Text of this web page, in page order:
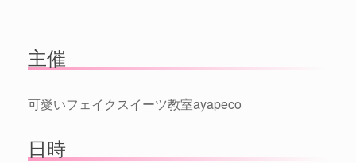
主催
可愛いフェイクスイーツ教室ayapeco
日時